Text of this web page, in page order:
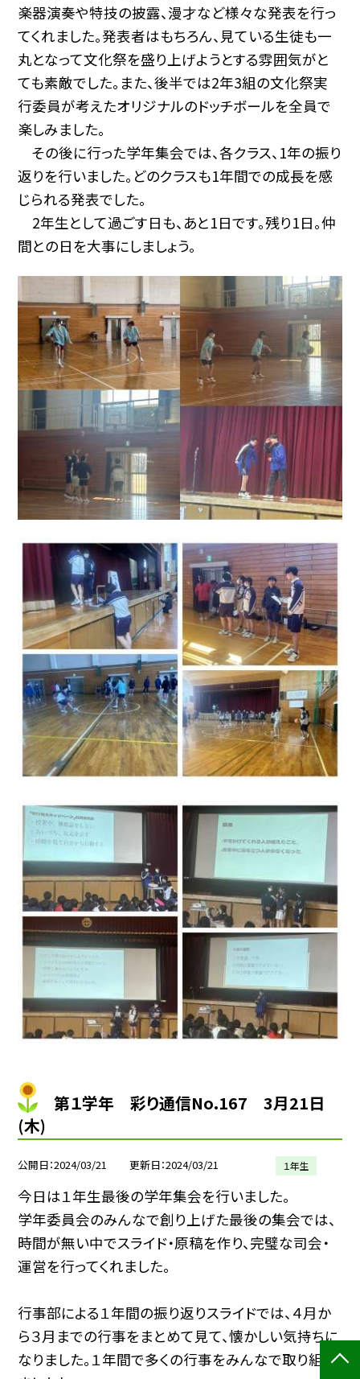
楽器演奏や特技の披露、漫才など様々な発表を行っ
てくれました。発表者はもちろん、見ている生徒も一
丸となって文化祭を盛り上げようとする雰囲気がと
ても素敵でした。また、後半では2年3組の文化祭実
行委員が考えたオリジナルのドッチボールを全員で
楽しみました。
その後に行った学年集会では、各クラス、1年の振り
返りを行いました。どのクラスも1年間での成長を感
じられる発表でした。
2年生として過ごす日も、あと1日です。残り1日。仲
間との日を大事にしましょう。
第１学年 彩り通信No.167 3月21日
(木)
公開日 2024/03/21 更新日 2024/03/21 １年生
今日は１年生最後の学年集会を行いました。
学年委員会のみんなで創り上げた最後の集会では、
時間が無い中でスライド・原稿を作り、完璧な司会・
運営を行ってくれました。
行事部による１年間の振り返りスライドでは、４月か
ら３月までの行事をまとめて見て、懐かしい気持ちに
なりました。１年間で多くの行事をみんなで取り組み